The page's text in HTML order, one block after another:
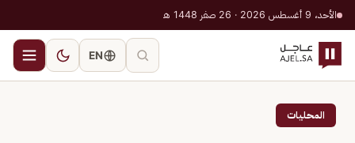
الأحد، 9 أغسطس 2026 · 26 صفر 1448 هـ
EN
المحليات